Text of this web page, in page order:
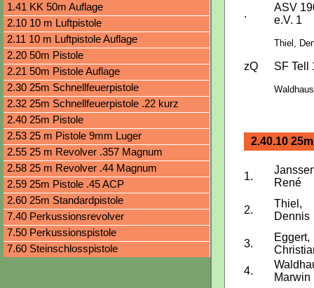
1.41 KK 50m Auflage
2.10 10 m Luftpistole
2.11 10 m Luftpistole Auflage
2.20 50m Pistole
2.21 50m Pistole Auflage
2.30 25m Schnellfeuerpistole
2.32 25m Schnellfeuerpistole .22 kurz
2.40 25m Pistole
2.53 25 m Pistole 9mm Luger
2.55 25 m Revolver .357 Magnum
2.58 25 m Revolver .44 Magnum
2.59 25m Pistole .45 ACP
2.60 25m Standardpistole
7.40 Perkussionsrevolver
7.50 Perkussionspistole
7.60 Steinschlosspistole
.
ASV
e.V. 1
Thiel,
zQ SF Tell
2.40.10
1.
René
2.
Thiel,
Dennis
3.
Eggert,
4.
Marwin